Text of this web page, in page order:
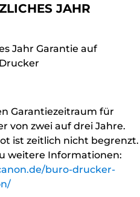
JAHR
Jahr Garantie auf
Garantiezeitraum für
von zwei auf drei Jahre.
ist zeitlich nicht begrenzt.
weitere Informationen:
buro-drucker-